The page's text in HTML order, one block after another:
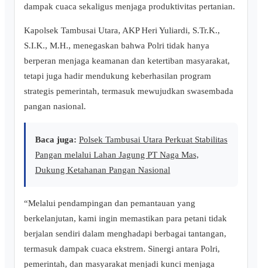
dampak cuaca sekaligus menjaga produktivitas pertanian.
Kapolsek Tambusai Utara, AKP Heri Yuliardi, S.Tr.K.,
S.I.K., M.H., menegaskan bahwa Polri tidak hanya
berperan menjaga keamanan dan ketertiban masyarakat,
tetapi juga hadir mendukung keberhasilan program
strategis pemerintah, termasuk mewujudkan swasembada
pangan nasional.
Baca juga: Polsek Tambusai Utara Perkuat Stabilitas
Pangan melalui Lahan Jagung PT Naga Mas,
Dukung Ketahanan Pangan Nasional
“Melalui pendampingan dan pemantauan yang
berkelanjutan, kami ingin memastikan para petani tidak
berjalan sendiri dalam menghadapi berbagai tantangan,
termasuk dampak cuaca ekstrem. Sinergi antara Polri,
pemerintah, dan masyarakat menjadi kunci menjaga